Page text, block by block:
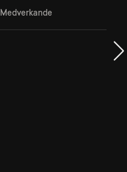
Medverkande